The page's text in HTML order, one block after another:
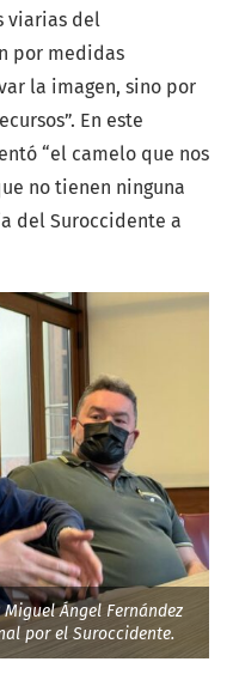
viarias del
por medidas
la imagen, sino por
En este
“el camelo que nos
no tienen ninguna
del Suroccidente a
Ángel Fernández
por el Suroccidente.